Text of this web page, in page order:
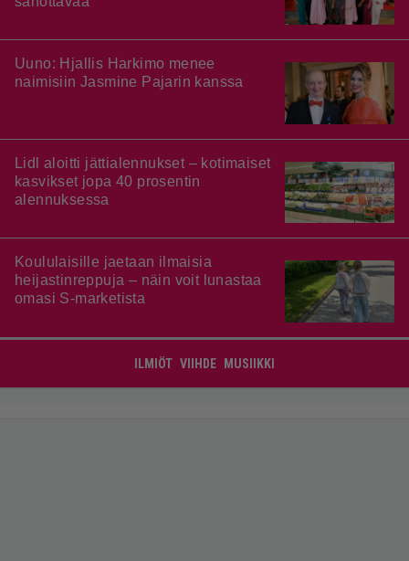
Uuno: Hjallis Harkimo menee
naimisiin Jasmine Pajarin kanssa
Lidl aloitti jättialennukset – kotimaiset
kasvikset jopa 40 prosentin
alennuksessa
Koululaisille jaetaan ilmaisia
heijastinreppuja – näin voit lunastaa
omasi S-marketista
ILMIÖT VIIHDE MUSIIKKI